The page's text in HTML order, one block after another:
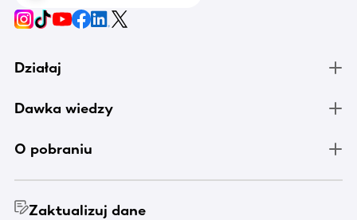
Działaj
Dawka wiedzy
O pobraniu
Zaktualizuj dane